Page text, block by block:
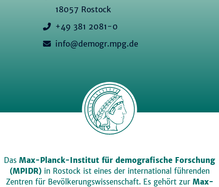
18057 Rostock
+49 381 2081-0
info@demogr.mpg.de
Das Max-Planck-Institut für demografische Forschung
(MPIDR)in Rostock ist eines der international führenden
Zentren für Bevölkerungswissenschaft. Es gehört zur Max-